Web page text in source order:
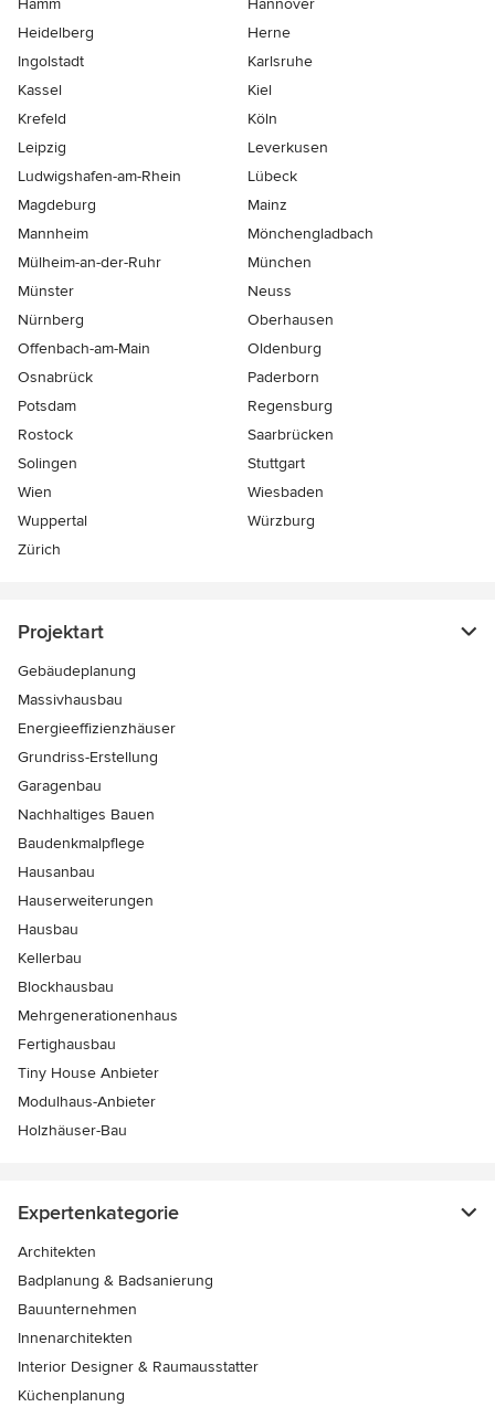
Hamm
Hannover
Heidelberg
Herne
Ingolstadt
Karlsruhe
Kassel
Kiel
Krefeld
Köln
Leipzig
Leverkusen
Ludwigshafen-am-Rhein
Lübeck
Magdeburg
Mainz
Mannheim
Mönchen­gladbach
Mülheim-an-der-Ruhr
München
Münster
Neuss
Nürnberg
Oberhausen
Offenbach-am-Main
Oldenburg
Osnabrück
Paderborn
Potsdam
Regensburg
Rostock
Saarbrücken
Solingen
Stuttgart
Wien
Wiesbaden
Wuppertal
Würzburg
Zürich
Projektart
Gebäudeplanung
Massivhausbau
Energieeffizienzhäuser
Grundriss-Erstellung
Garagenbau
Nachhaltiges Bauen
Baudenkmalpflege
Hausanbau
Hauserweiterungen
Hausbau
Kellerbau
Blockhausbau
Mehrgenerationenhaus
Fertighausbau
Tiny House Anbieter
Modulhaus-Anbieter
Holzhäuser-Bau
Expertenkategorie
Architekten
Badplanung & Badsanierung
Bauunternehmen
Innenarchitekten
Interior Designer & Raumausstatter
Küchenplanung